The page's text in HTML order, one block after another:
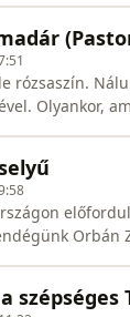
Dr.
rózsaszín.
Olyankor,
Orbán